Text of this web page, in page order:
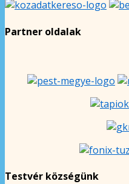
Partner oldalak
Testvér községünk